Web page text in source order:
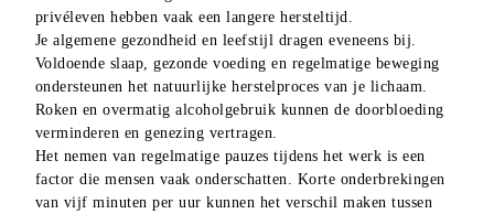
privéleven hebben vaak een langere hersteltijd.
Je algemene gezondheid en leefstijl dragen eveneens bij.
Voldoende slaap, gezonde voeding en regelmatige beweging
ondersteunen het natuurlijke herstelproces van je lichaam.
Roken en overmatig alcoholgebruik kunnen de doorbloeding
verminderen en genezing vertragen.
Het nemen van regelmatige pauzes tijdens het werk is een
factor die mensen vaak onderschatten. Korte onderbrekingen
van vijf minuten per uur kunnen het verschil maken tussen